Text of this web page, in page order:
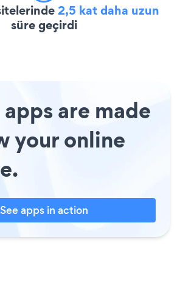
2,5 kat daha uzun
süre geçirdi
are made
your online
See apps in action